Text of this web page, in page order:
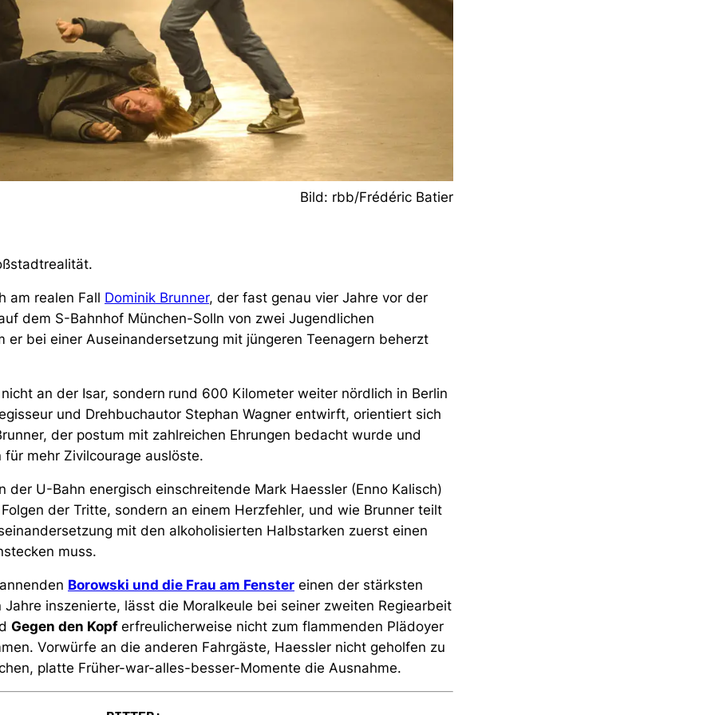
Bild: rbb/Frédéric Batier
am realen Fall Dominik Brunner, der fast genau vier Jahre vor der
dem S-Bahnhof München-Solln von zwei Jugendlichen
er bei einer Auseinandersetzung mit jüngeren Teenagern beherzt
an der Isar, sondern rund 600 Kilometer weiter nördlich in Berlin
und Drehbuchautor Stephan Wagner entwirft, orientiert sich
der postum mit zahlreichen Ehrungen bedacht wurde und
mehr Zivilcourage auslöste.
der U-Bahn energisch einschreitende Mark Haessler (Enno Kalisch)
der Tritte, sondern an einem Herzfehler, und wie Brunner teilt
mit den alkoholisierten Halbstarken zuerst einen
muss.
Borowski und die Frau am Fenster einen der stärksten
inszenierte, lässt die Moralkeule bei seiner zweiten Regiearbeit
Gegen den Kopf erfreulicherweise nicht zum flammenden Plädoyer
Vorwürfe an die anderen Fahrgäste, Haessler nicht geholfen zu
platte Früher-war-alles-besser-Momente die Ausnahme.